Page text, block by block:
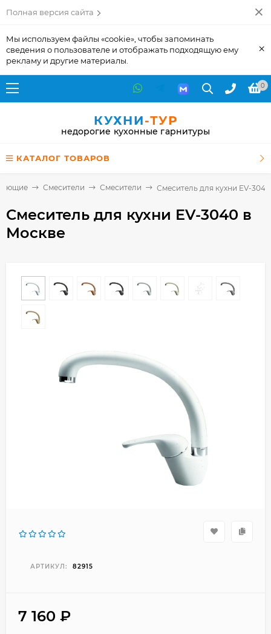
Полная версия сайта
Мы используем файлы «cookie», чтобы запоминать
сведения о пользователе и отображать подходящую ему
рекламу и другие материалы.
×
0
КУХНИ-ТУР
недорогие кухонные гарнитуры
КАТАЛОГ ТОВАРОВ
Смесители Смесители Смеситель для кухни EV-3040
Смеситель для кухни EV-3040 в
Москве
АРТИКУЛ: 82915
7 160 ₽